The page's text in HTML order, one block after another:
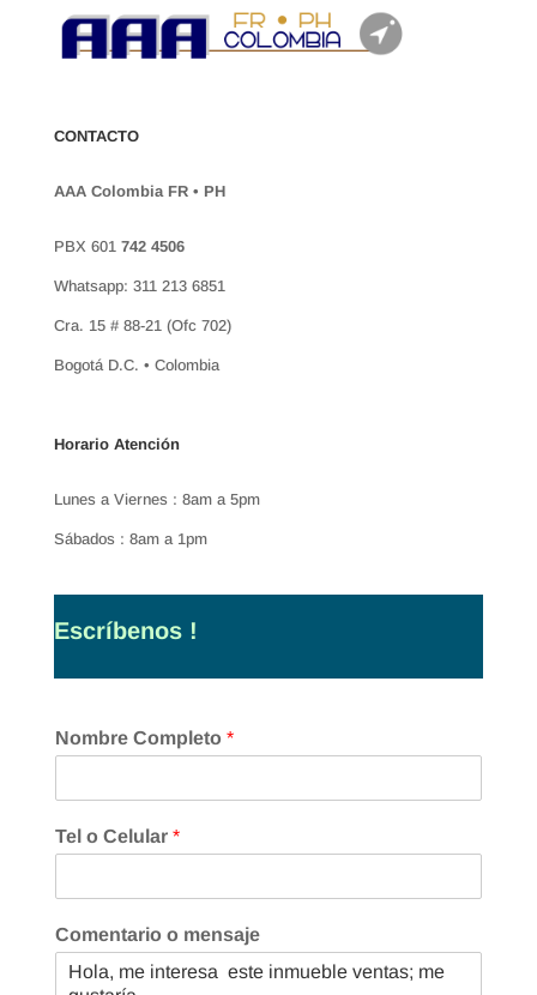
CONTACTO
AAA Colombia FR • PH
PBX 601 742 4506
Whatsapp: 311 213 6851
Cra. 15 # 88-21 (Ofc 702)
Bogotá D.C. • Colombia
Horario Atención
Lunes a Viernes : 8am a 5pm
Sábados : 8am a 1pm
Escríbenos !
Nombre Completo *
Tel o Celular *
Comentario o mensaje